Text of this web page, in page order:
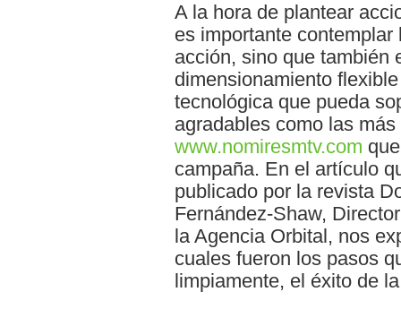
A la hora de plantear
es importante
acción, sino que también
dimensionamiento
tecnológica que pueda
agradables como las
www.nomiresmtv.com
campaña. En el artículo
publicado por la revista
Fernández-Shaw,
la Agencia Orbital, nos
cuales fueron los pasos
limpiamente, el éxito de